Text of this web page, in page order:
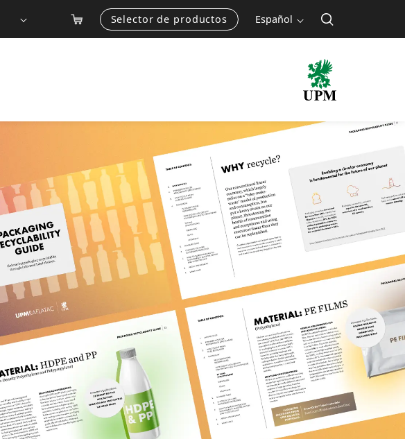
Selector de productos Español